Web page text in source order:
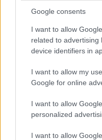
Google consents
I want to allow
related to advertising
device identifiers in
I want to allow my
Google for online
I want to allow
personalized
I want to allow
Η OpenAI σταματά το